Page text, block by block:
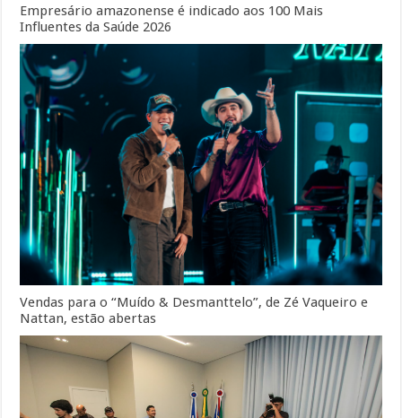
Empresário amazonense é indicado aos 100 Mais
Influentes da Saúde 2026
Vendas para o “Muído & Desmanttelo”, de Zé Vaqueiro e
Nattan, estão abertas